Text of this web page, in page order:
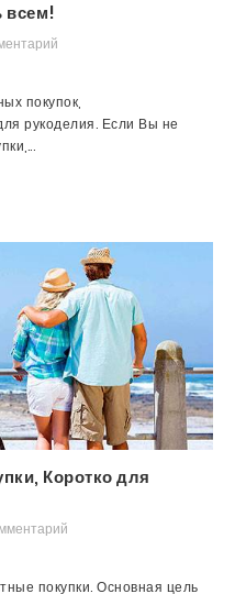
всем!
покупок,
рукоделия. Если Вы не
Коротко для
покупки. Основная цель